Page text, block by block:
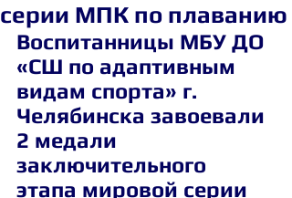
серии МПК по плаванию
Воспитанницы МБУ ДО
«СШ по адаптивным
видам спорта» г.
Челябинска завоевали
2 медали
заключительного
этапа мировой серии